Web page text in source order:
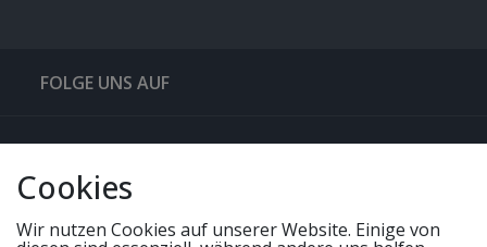
FOLGE UNS AUF
QUICKLINKS & TIPPS
Cookies
Wir nutzen Cookies auf unserer Website. Einige von